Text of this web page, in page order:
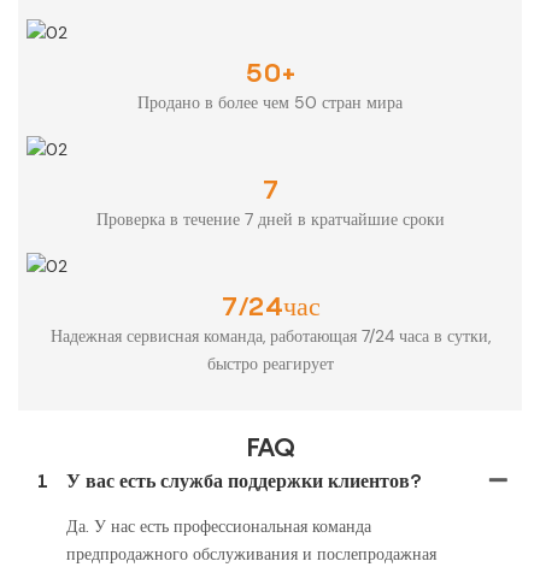
50+
Продано в более чем 50 стран мира
7
Проверка в течение 7 дней в кратчайшие сроки
7/24час
Надежная сервисная команда, работающая 7/24 часа в сутки,
быстро реагирует
FAQ
1 У вас есть служба поддержки клиентов?
Да. У нас есть профессиональная команда
предпродажного обслуживания и послепродажная